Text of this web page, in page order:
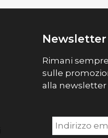
Newsletter
Rimani
sulle
alla newsletter